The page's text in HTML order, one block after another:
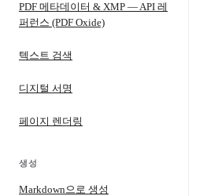
PDF 메타데이터 & XMP — API 레
퍼런스 (PDF Oxide)
텍스트 검색
디지털 서명
페이지 렌더링
생성
Markdown으로 생성